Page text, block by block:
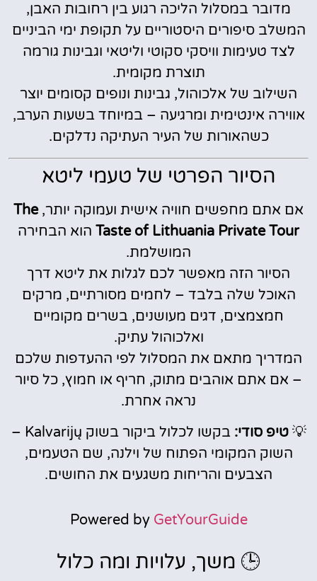
מדובר במסלול הליכה רגוע בין רחובות האבן,
המשלב סיפורים היסטוריים על תקופת ימי הביניים
לצד טעימות וויסקי סקוטי וליטאי וגבינות גורמה
תוצרת מקומית.
השילוב של אלכוהול, גבינות ונופים קסומים יוצר
אווירה אינטימית ומרגיעה – במיוחד בשעות הערב,
כשהאורות של העיר העתיקה נדלקים.
הסיור הפרטי של טעמי ליטא
אם אתם מחפשים חוויה אישית ועמוקה יותר,The
Taste of Lithuania Private Tour הוא הבחירה
המושלמת.
הסיור הזה מאפשר לכם לגלות את ליטא דרך
האוכל שלה בלבד – לחמים מסורתיים, מרקים
חמצמצים, דגים מעושנים, בשרים מקומיים
ואלכוהול עתיק.
המדריך מתאם את המסלול לפי ההעדפות שלכם
– אם אתם אוהבים מתוק, חריף או חמוץ, כל סיור
נראה אחרת.
💡טיפ סודי:
בקשו לכלול ביקור בשוק Kalvarijų –
השוק המקומי הפתוח של וילנה, שם הטעמים,
הצבעים והריחות משגעים את החושים.
Powered by GetYourGuide
🕒 משך, עלויות ומה כלול